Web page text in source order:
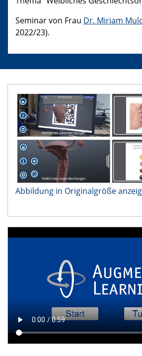
Seminar von Frau Dr. Miriam
2022/23).
Abbildung in Originalgröße